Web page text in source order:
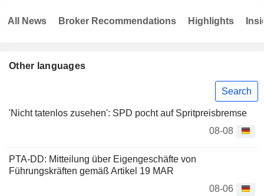
Other languages
Search
'Nicht tatenlos zusehen': SPD pocht auf Spritpreisbremse
08-08
PTA-DD: Mitteilung über Eigengeschäfte von
Führungskräften gemäß Artikel 19 MAR
08-06
All News Broker Recommendations Highlights